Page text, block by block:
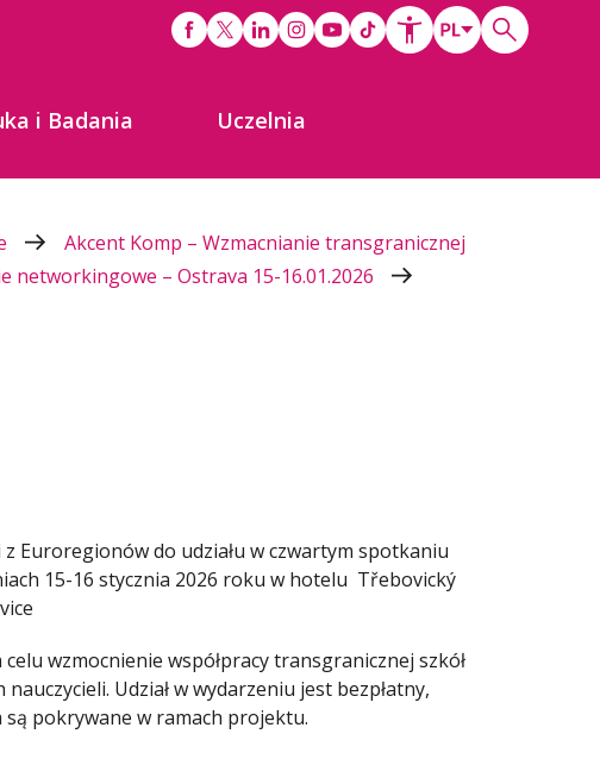
i Badania Uczelnia
Akcent Komp – Wzmacnianie transgranicznej
networkingowe – Ostrava 15-16.01.2026
Euroregionów do udziału w czwartym spotkaniu
15-16 stycznia 2026 roku w hotelu Třebovický
wzmocnienie współpracy transgranicznej szkół
Udział w wydarzeniu jest bezpłatny,
pokrywane w ramach projektu.